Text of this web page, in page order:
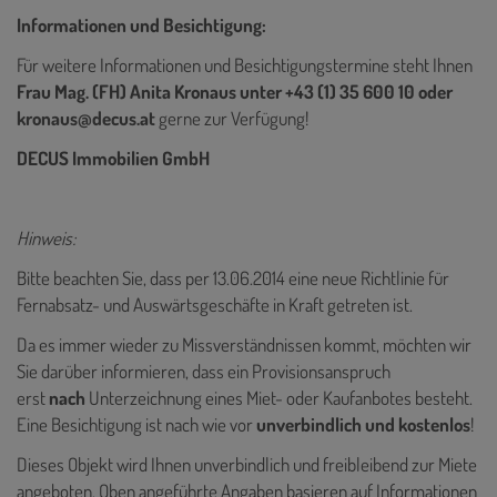
Informationen und Besichtigung:
Für weitere Informationen und Besichtigungstermine steht Ihnen
Frau Mag. (FH) Anita Kronaus unter +43 (1) 35 600 10 oder
kronaus@decus.atgerne zur Verfügung!
DECUS Immobilien GmbH
Hinweis:
Bitte beachten Sie, dass per 13.06.2014 eine neue Richtlinie für
Fernabsatz- und Auswärtsgeschäfte in Kraft getreten ist.
Da es immer wieder zu Missverständnissen kommt, möchten wir
Sie darüber informieren, dass ein Provisionsanspruch
erstnach Unterzeichnung eines Miet- oder Kaufanbotes besteht.
Eine Besichtigung ist nach wie vorunverbindlich und kostenlos!
Dieses Objekt wird Ihnen unverbindlich und freibleibend zur Miete
angeboten. Oben angeführte Angaben basieren auf Informationen